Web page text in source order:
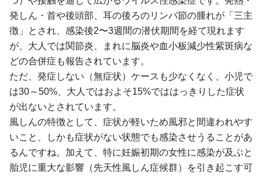
発しん・首や後頭部、耳の後ろのリンパ節の腫れが「三主
徴」とされ、感染後2〜3週間の潜伏期間を経て現れます
が、大人では関節炎、まれに脳炎や血小板減少性紫斑病な
どの合併症も報告されています。
ただ、発症しない（無症状）ケースも少なくなく、小児で
は30～50%、大人ではおよそ15%でははっきりした症状
が出ないとされています。
風しんの特徴として、症状が軽いため風邪と間違われやす
いこと、しかも症状がない状態でも感染させうることがあ
るんですね。加えて、特に妊娠初期の女性に感染が及ぶと
胎児に重大な影響（先天性風しん症候群）を引き起こす可